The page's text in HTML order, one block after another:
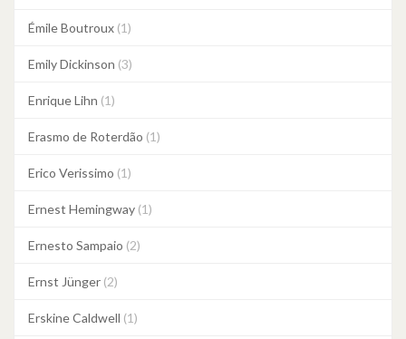
Émile Boutroux (1)
Emily Dickinson (3)
Enrique Lihn (1)
Erasmo de Roterdão (1)
Erico Verissimo (1)
Ernest Hemingway (1)
Ernesto Sampaio (2)
Ernst Jünger (2)
Erskine Caldwell (1)